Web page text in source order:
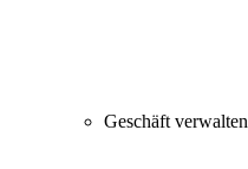
Geschäft verwalten